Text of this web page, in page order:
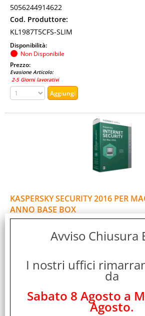
5056244914622
Cod. Produttore:
KL1987T5CFS-SLIM
Disponibilità:
Non Disponibile
Prezzo:
Evasione Articolo:
2-5 Giorni lavorativi
KASPERSKY SECURITY 2016 PER
ANNO BASE BOX
KASPERSKY
Garanzia:
Cod. EAN:
Avviso Chiusura
I nostri uffici
da
Sabato 8 Agosto a
Agosto.